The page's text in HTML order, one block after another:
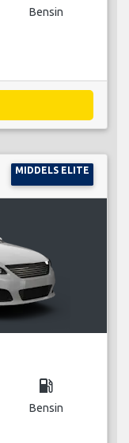
Bensin
MIDDELS ELITE
local_gas_station
Bensin